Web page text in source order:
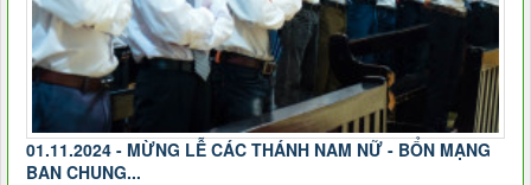
01.11.2024 - MỪNG LỄ CÁC THÁNH NAM NỮ - BỔN MẠNG
BAN CHUNG...